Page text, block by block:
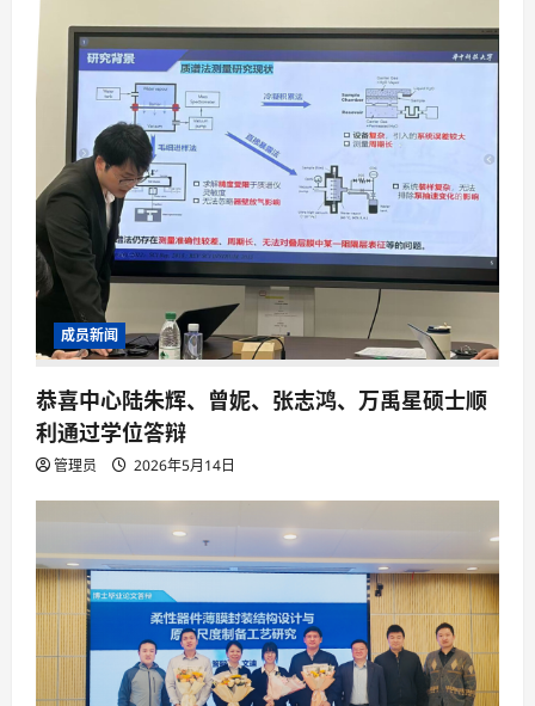
成员新闻
恭喜中心陆朱辉、曾妮、张志鸿、万禹星硕士顺
利通过学位答辩
管理员 2026年5月14日